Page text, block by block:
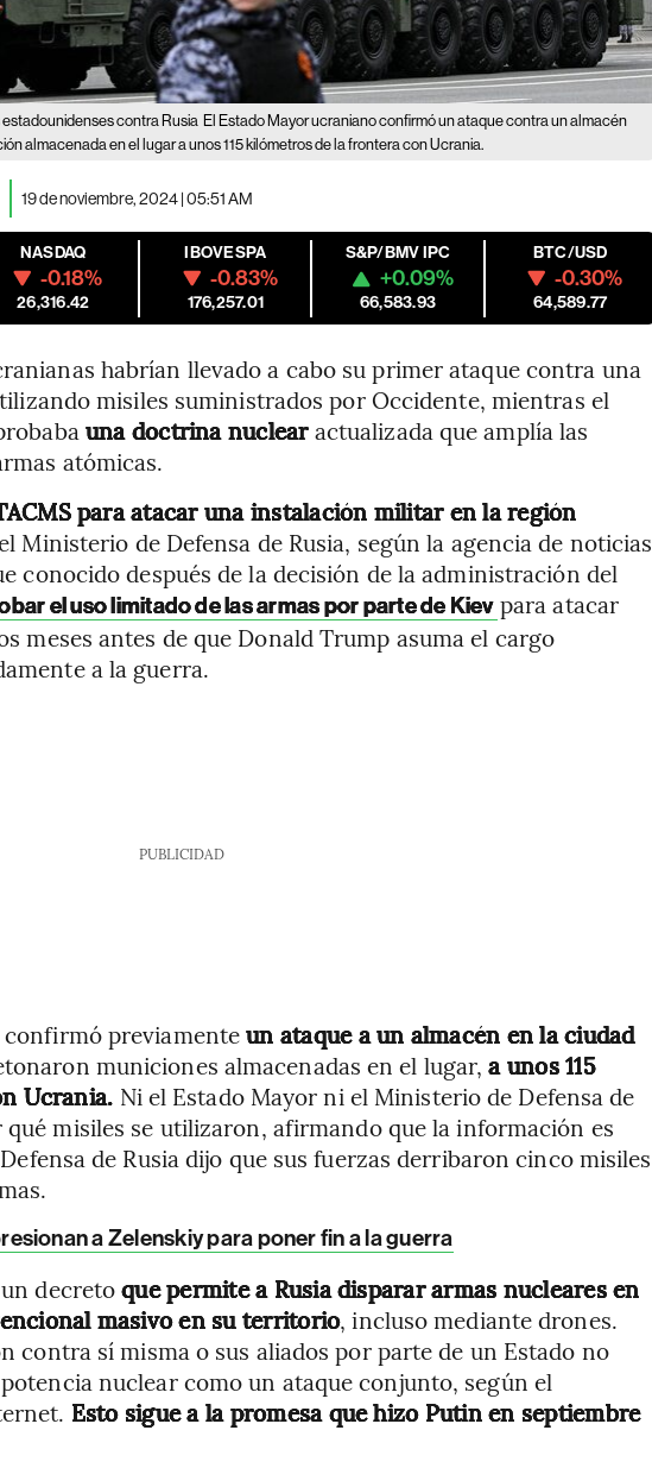
contra Rusia El Estado Mayor ucraniano confirmó un ataque contra un almacén
almacenada en el lugar a unos 115 kilómetros de la frontera con Ucrania.
19 de noviembre, 2024 | 05:51 AM
NASDAQ
-0.18%
26,316.42
IBOVESPA
-0.83%
176,257.01
S&P/BMV IPC
+0.09%
66,583.93
BTC/USD
-0.30%
64,589.77
habrían llevado a cabo su primer ataque contra una
misiles suministrados por Occidente, mientras el
una doctrina nuclearactualizada que amplía las
atómicas.
para atacar una instalación militar en la región
Ministerio de Defensa de Rusia, según la agencia de noticias
conocido después de la decisión de la administración del
el uso limitado de las armas por parte de Kiev para atacar
meses antes de que Donald Trump asuma el cargo
a la guerra.
PUBLICIDAD
confirmó previamenteun ataque a un almacén en la ciudad
municiones almacenadas en el lugar,a unos 115
Ucrania. Ni el Estado Mayor ni el Ministerio de Defensa de
misiles se utilizaron, afirmando que la información es
de Rusia dijo que sus fuerzas derribaron cinco misiles
a Zelenskiy para poner fin a la guerra
decretoque permite a Rusia disparar armas nucleares en
masivo en su territorio, incluso mediante drones.
contra sí misma o sus aliados por parte de un Estado no
nuclear como un ataque conjunto, según el
Esto sigue a la promesa que hizo Putin en septiembre